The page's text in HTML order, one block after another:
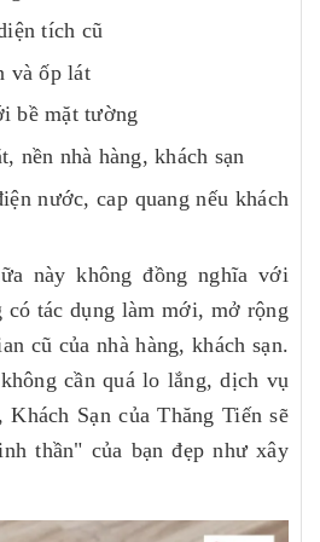
tích cũ
và ốp lát
bề mặt tường
nền nhà hàng, khách sạn
nước, cap quang nếu khách
này không đồng nghĩa với
tác dụng làm mới, mở rộng
cũ của nhà hàng, khách sạn.
cần quá lo lắng, dịch vụ
Khách Sạn của Thăng Tiến sẽ
thần" của bạn đẹp như xây